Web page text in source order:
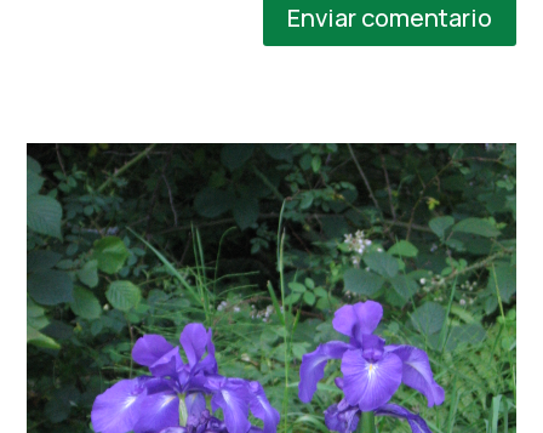
Enviar comentario